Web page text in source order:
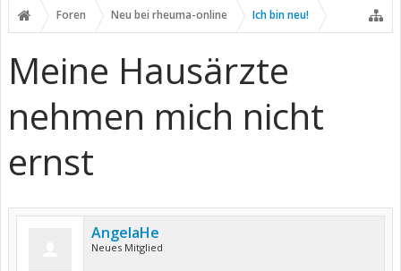
Foren Neu bei rheuma-online Ich bin neu!
Meine Hausärzte
nehmen mich nicht
ernst
AngelaHe
Neues Mitglied